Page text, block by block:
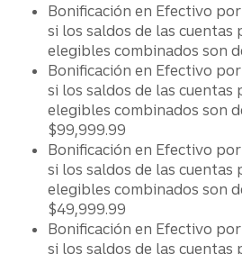
Bonificación en Efectivo
si los saldos de las cuentas
elegibles combinados son
Bonificación en Efectivo
si los saldos de las cuentas
elegibles combinados son
$99,999.99
Bonificación en Efectivo
si los saldos de las cuentas
elegibles combinados son
$49,999.99
Bonificación en Efectivo
si los saldos de las cuentas